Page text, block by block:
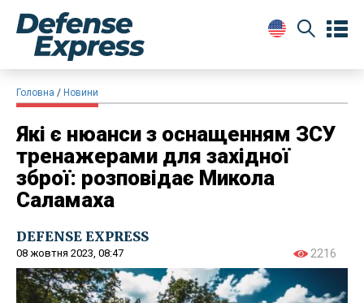
Головна Новини
Які є нюанси з оснащенням ЗСУ
тренажерами для західної
зброї: розповідає Микола
Саламаха
DEFENSE EXPRESS
08 жовтня 2023, 08:47 2216